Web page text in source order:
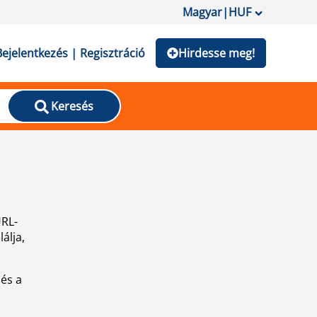
Magyar|HUF
| Regisztráció Hirdesse meg!
Keresés
a